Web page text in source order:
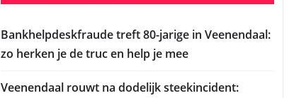
Bankhelpdeskfraude treft 80-jarige in Veenendaal:
zo herken je de truc en help je mee
Veenendaal rouwt na dodelijk steekincident: